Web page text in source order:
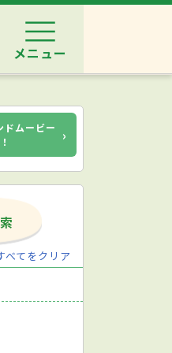
メニュー
ドムービー
›
べてをクリア